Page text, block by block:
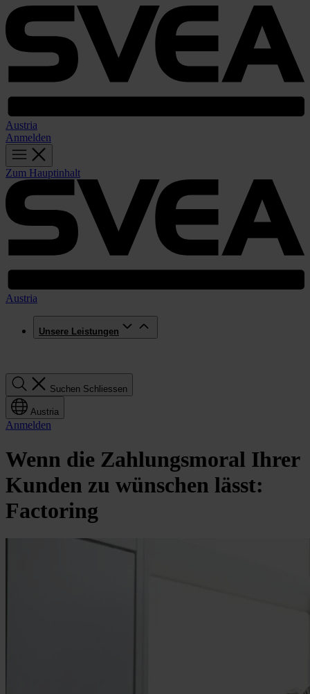
Austria
Anmelden
Zum Hauptinhalt
Austria
Unsere Leistungen
Suchen Schliessen
Austria
Anmelden
Wenn die Zahlungsmoral Ihrer
Kunden zu wünschen lässt:
Factoring